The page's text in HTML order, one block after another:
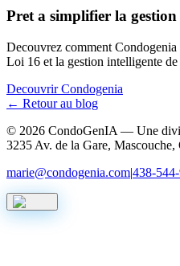
Pret a simplifier la
Decouvrez comment
Loi 16 et la gestion intelligente
Decouvrir Condogenia
← Retour au blog
© 2026 CondoGenIA — Une
3235 Av. de la Gare, Mascouche,
marie@condogenia.com|438-